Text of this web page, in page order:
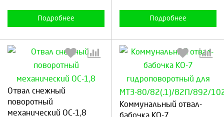
Подробнее Подробнее
Отвал снежный
поворотный
механический ОС-1,8
Выберите количество:
Коммунальный отвал-
бабочка КО-7
Выберите количество: